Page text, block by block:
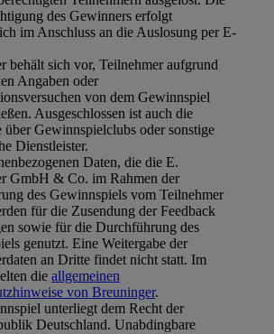
des Gewinners erfolgt
im Anschluss an die Auslosung per E-
behält sich vor, Teilnehmer aufgrund
Angaben oder
von dem Gewinnspiel
Ausgeschlossen ist auch die
über Gewinnspielclubs oder sonstige
Dienstleister.
Daten, die die E.
GmbH & Co. im Rahmen der
des Gewinnspiels vom Teilnehmer
für die Zusendung der Feedback
sowie für die Durchführung des
genutzt. Eine Weitergabe der
an Dritte findet nicht statt. Im
die allgemeinen
von Breuninger.
unterliegt dem Recht der
Deutschland. Unabdingbare